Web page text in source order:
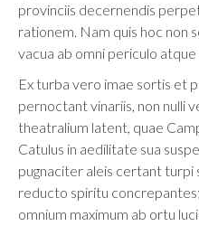
provinciis decernendis
rationem. Nam quis hoc non
vacua ab omni periculo
Ex turba vero imae sortis et
pernoctant vinariis, non nulli
theatralium latent, quae
Catulus in aedilitate sua
pugnaciter aleis certant turpi
reducto spiritu
omnium maximum ab ortu